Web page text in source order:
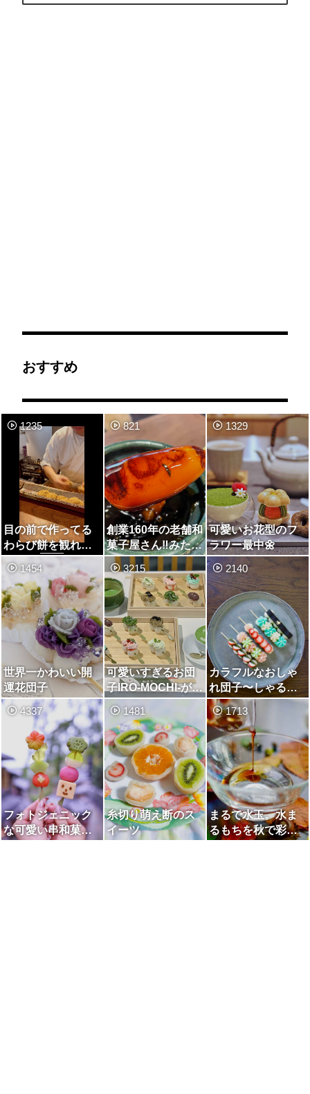
おすすめ
1235
目の前で作ってる
わらび餅を観れる
👀自慢するほど美
味しいお店❤︎
821
創業160年の老舗和
菓子屋さん‼︎みたら
し団子を食そう🍡
1329
可愛いお花型のフ
ラワー最中🌼
1454
世界一かわいい開
運花団子
3215
可愛いすぎるお団
子IRO-MOCHI-が登
場
2140
カラフルなおしゃ
れ団子〜しゃるう
ぃだんご〜🍡
4337
フォトジェニック
な可愛い串和菓子
1481
糸切り萌え断のス
イーツ
1713
まるで水玉。水ま
るもちを秋で彩り